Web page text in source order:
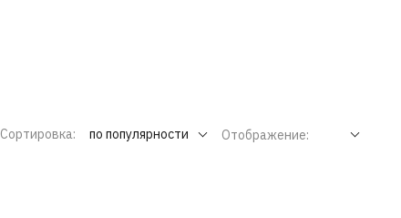
Сортировка: по популярности Отображение: